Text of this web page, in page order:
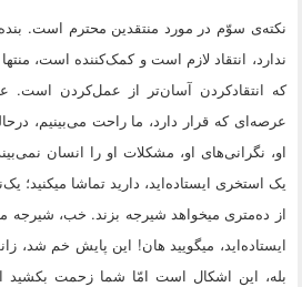
نکته‌ى سوّم در مورد منتقدین محترم است. بنده
ندارد، انتقاد لازم است و کمک‌کننده است،
که انتقادکردن آسان‌تر از عمل‌کردن است.
عرصه‌اى که قرار دارد، ما راحت مى‌بینیم،
او، نگرانى‌هاى او، مشکلات او را انسان
یک استخرى ایستاده‌اید، دارید تماشا میکنید؛
از ده‌مترى میخواهد شیرجه بزند. خب، شیرجه
ایستاده‌اید، میگویید هان! این پایش خم شد،
بله، این اشکال است امّا شما زحمت بکشید